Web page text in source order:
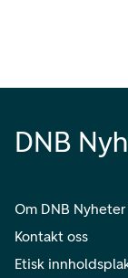
DNB
Om DNB Nyheter
Kontakt oss
Etisk